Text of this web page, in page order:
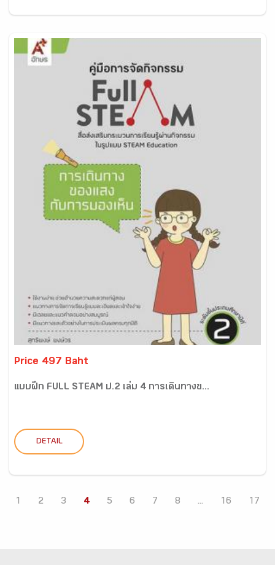
Price 497 Baht
แบบฝึก FULL STEAM ป.2 เล่ม 4 การเดินทางข...
DETAIL
1 2 3 4 5 6 7 8 ... 16 17